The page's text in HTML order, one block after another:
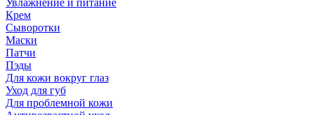
Увлажнение и питание
Крем
Сыворотки
Маски
Патчи
Пэды
Для кожи вокруг глаз
Уход для губ
Для проблемной кожи